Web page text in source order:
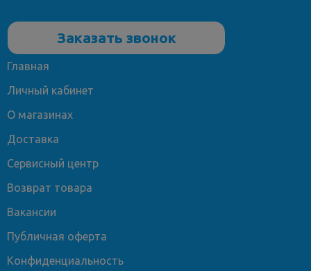
Заказать звонок
Главная
Личный кабинет
О магазинах
Доставка
Сервисный центр
Возврат товара
Вакансии
Публичная оферта
Конфиденциальность